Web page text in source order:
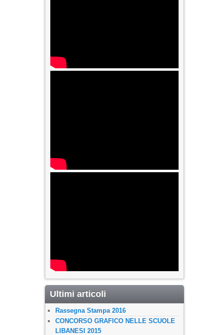
Ultimi articoli
Rassegna Stampa 2016
CONCORSO GRAFICO NELLE SCUOLE
LIBANESI 2015